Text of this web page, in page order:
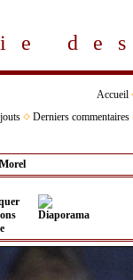
Accueil
Derniers commentaires